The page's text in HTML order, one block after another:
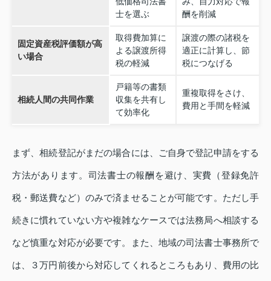
士を選ぶ
酬を削減
固定資産税評価額が高
い場合
取得費加算に
よる譲渡所得
税の軽減
譲渡の際の諸税を
適正に計算し、節
税につなげる
相続人間の共同作業
戸籍等の書類
収集を共有し
て効率化
重複取得をさけ、
費用と手間を軽減
まず、相続登記がまだの場合には、ご自身で登記申請をする
方法があります。司法書士の報酬を避け、実費（登録免許
税・郵送費など）のみで済ませることが可能です。ただし手
続きに慣れていない方や複雑なケースでは法務局へ相談する
など慎重な対応が必要です。また、地域の司法書士事務所で
は、３万円前後から対応してくれるところもあり、費用の比